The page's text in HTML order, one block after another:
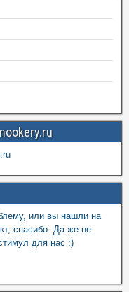
или вы нашли на
спасибо. Да же не
для нас :)